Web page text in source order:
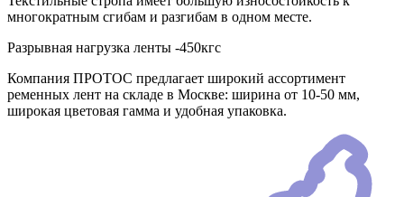
многократным сгибам и разгибам в одном месте.
Разрывная нагрузка ленты -450кгс
Компания ПРОТОС предлагает широкий ассортимент
ременных лент на складе в Москве: ширина от 10-50 мм,
широкая цветовая гамма и удобная упаковка.